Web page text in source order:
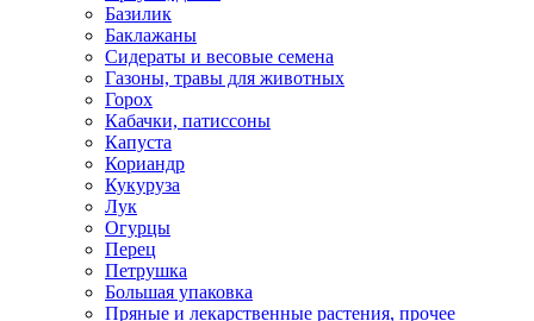
Базилик
Баклажаны
Сидераты и весовые семена
Газоны, травы для животных
Горох
Кабачки, патиссоны
Капуста
Кориандр
Кукуруза
Лук
Огурцы
Перец
Петрушка
Большая упаковка
Пряные и лекарственные растения, прочее